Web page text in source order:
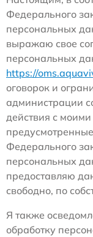
Федерального
персональных
выражаю свое
персональных
https://
оговорок и
администрации
действия с
Федерального
персональных
предоставляю
свободно, по
Я также
обработку